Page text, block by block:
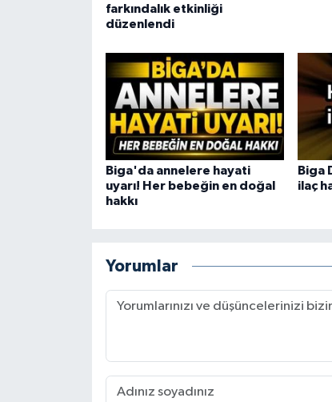
farkındalık etkinliği
düzenlendi
Biga'da annelere hayati
uyarı! Her bebeğin en doğal
hakkı
Biga
ilaç
Yorumlar